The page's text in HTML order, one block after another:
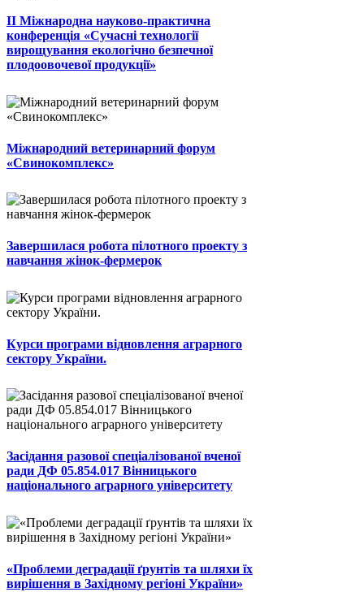
II Міжнародна науково-практична
конференція «Сучасні технології
вирощування екологічно безпечної
плодоовочевої продукції»
Міжнародний ветеринарний форум
«Свинокомплекс»
Завершилася робота пілотного проекту з
навчання жінок-фермерок
Курси програми відновлення аграрного
сектору України.
Засідання разової спеціалізованої вченої
ради ДФ 05.854.017 Вінницького
національного аграрного університету
«Проблеми деградації ґрунтів та шляхи їх
вирішення в Західному регіоні України»